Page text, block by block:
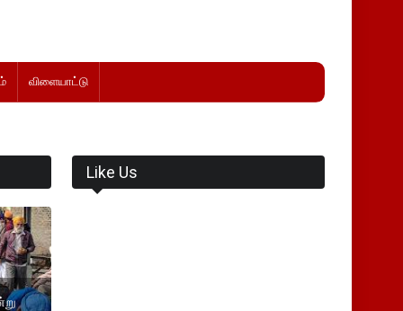
விளையாட்டு
Like Us